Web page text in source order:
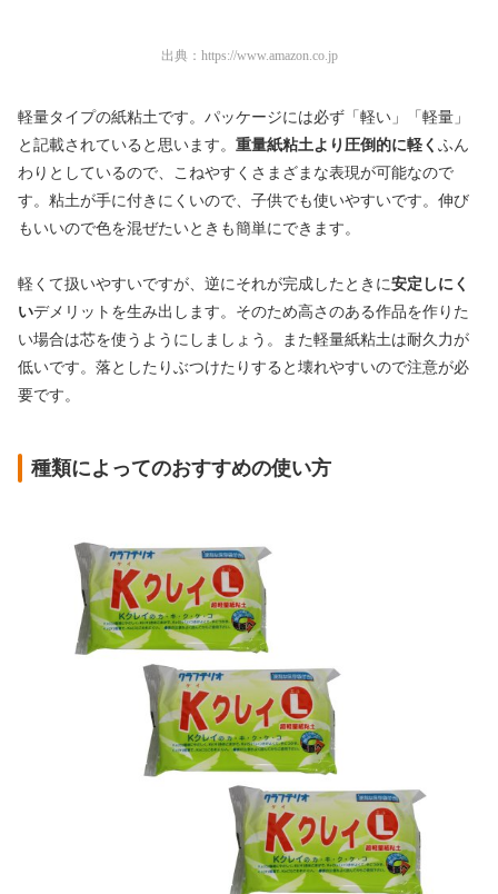
出典： https://www.amazon.co.jp
軽量タイプの紙粘土です。パッケージには必ず「軽い」「軽量」
と記載されていると思います。 重量紙粘土より圧倒的に軽く ふん
わりとしているので、こねやすくさまざまな表現が可能なので
す。粘土が手に付きにくいので、子供でも使いやすいです。伸び
もいいので色を混ぜたいときも簡単にできます。
軽くて扱いやすいですが、逆にそれが完成したときに安定しにく
いデメリットを生み出します。そのため高さのある作品を作りた
い場合は芯を使うようにしましょう。また軽量紙粘土は耐久力が
低いです。落としたりぶつけたりすると壊れやすいので注意が必
要です。
種類によってのおすすめの使い方